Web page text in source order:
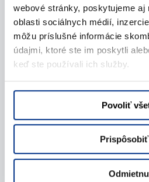
webové stránky, poskytujeme aj
oblasti sociálnych médií,
môžu príslušné informácie
údajmi, ktoré ste im poskytli
keď ste používali ich služby.
Povoliť
Prispôsobiť
Kontaktujte nás
Zavolajte nám
Napíšte nám (e-